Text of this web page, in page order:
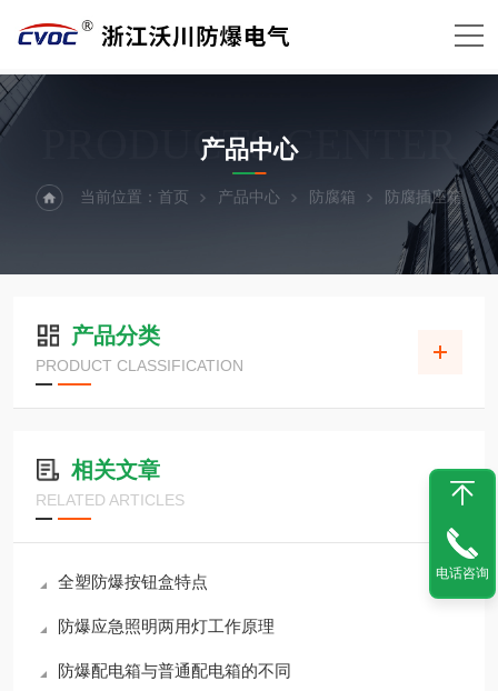
PRODUCTS CENTER
产品中心
当前位置： 首页 产品中心 防腐箱 防腐插座箱
产品分类
PRODUCT CLASSIFICATION
相关文章
RELATED ARTICLES
全塑防爆按钮盒特点
防爆应急照明两用灯工作原理
防爆配电箱与普通配电箱的不同
电话咨询